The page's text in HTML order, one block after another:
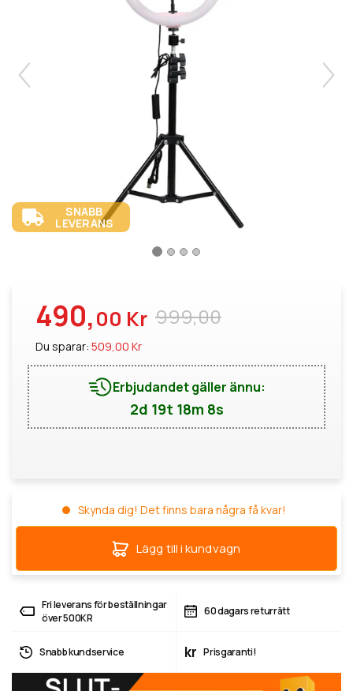
SNABB
LEVERANS
999,00
490,00 Kr
Du sparar: 509,00 Kr
Erbjudandet gäller ännu:
2d 19t 18m 8s
Skynda dig! Det finns bara några få kvar!
Lägg till i kundvagn
Fri leverans för beställningar
över 500KR
60 dagars returrätt
Snabb kundservice kr Prisgaranti!